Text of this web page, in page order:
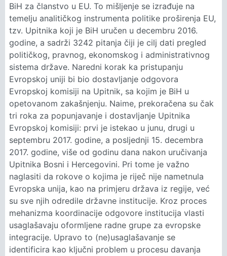
BiH za članstvo u EU. To mišljenje se izrađuje na
temelju analitičkog instrumenta politike proširenja EU,
tzv. Upitnika koji je BiH uručen u decembru 2016.
godine, a sadrži 3242 pitanja čiji je cilj dati pregled
političkog, pravnog, ekonomskog i administrativnog
sistema države. Naredni korak ka pristupanju
Evropskoj uniji bi bio dostavljanje odgovora
Evropskoj komisiji na Upitnik, sa kojim je BiH u
opetovanom zakašnjenju. Naime, prekoračena su čak
tri roka za popunjavanje i dostavljanje Upitnika
Evropskoj komisiji: prvi je istekao u junu, drugi u
septembru 2017. godine, a posljednji 15. decembra
2017. godine, više od godinu dana nakon uručivanja
Upitnika Bosni i Hercegovini. Pri tome je važno
naglasiti da rokove o kojima je riječ nije nametnula
Evropska unija, kao na primjeru država iz regije, već
su sve njih odredile državne institucije. Kroz proces
mehanizma koordinacije odgovore institucija vlasti
usaglašavaju oformljene radne grupe za evropske
integracije. Upravo to (ne)usaglašavanje se
identificira kao ključni problem u procesu davanja